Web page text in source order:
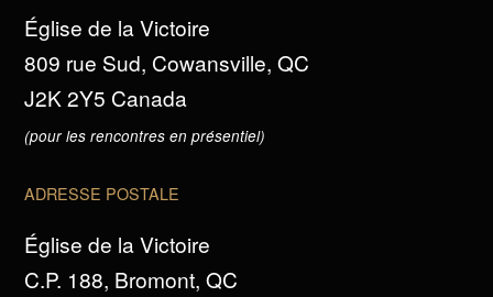
Église de la Victoire
809 rue Sud, Cowansville, QC
J2K 2Y5 Canada
(pour les rencontres en présentiel)
ADRESSE POSTALE
Église de la Victoire
C.P. 188, Bromont, QC